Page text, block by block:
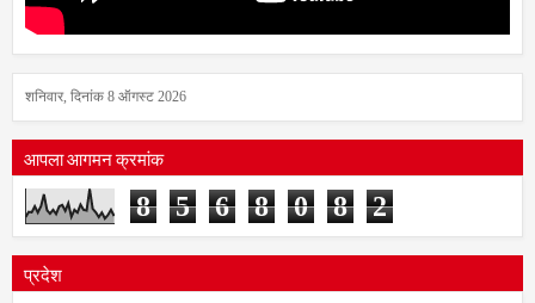
शनिवार, दिनांक 8 ऑगस्ट 2026
आपला आगमन क्रमांक
8 5 6 8 0 8 2
प्रदेश